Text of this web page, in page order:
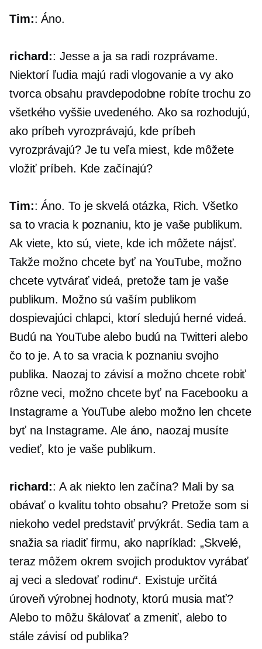
Tim:: Áno.
richard:: Jesse a ja sa radi rozprávame.
Niektorí ľudia majú radi vlogovanie a vy ako
tvorca obsahu pravdepodobne robíte trochu zo
všetkého vyššie uvedeného. Ako sa rozhodujú,
ako príbeh vyrozprávajú, kde príbeh
vyrozprávajú? Je tu veľa miest, kde môžete
vložiť príbeh. Kde začínajú?
Tim:: Áno. To je skvelá otázka, Rich. Všetko
sa to vracia k poznaniu, kto je vaše publikum.
Ak viete, kto sú, viete, kde ich môžete nájsť.
Takže možno chcete byť na YouTube, možno
chcete vytvárať videá, pretože tam je vaše
publikum. Možno sú vaším publikom
dospievajúci chlapci, ktorí sledujú herné videá.
Budú na YouTube alebo budú na Twitteri alebo
čo to je. A to sa vracia k poznaniu svojho
publika. Naozaj to závisí a možno chcete robiť
rôzne veci, možno chcete byť na Facebooku a
Instagrame a YouTube alebo možno len chcete
byť na Instagrame. Ale áno, naozaj musíte
vedieť, kto je vaše publikum.
richard:: A ak niekto len začína? Mali by sa
obávať o kvalitu tohto obsahu? Pretože som si
niekoho vedel predstaviť prvýkrát. Sedia tam a
snažia sa riadiť firmu, ako napríklad: „Skvelé,
teraz môžem okrem svojich produktov vyrábať
aj veci a sledovať rodinu“. Existuje určitá
úroveň výrobnej hodnoty, ktorú musia mať?
Alebo to môžu škálovať a zmeniť, alebo to
stále závisí od publika?